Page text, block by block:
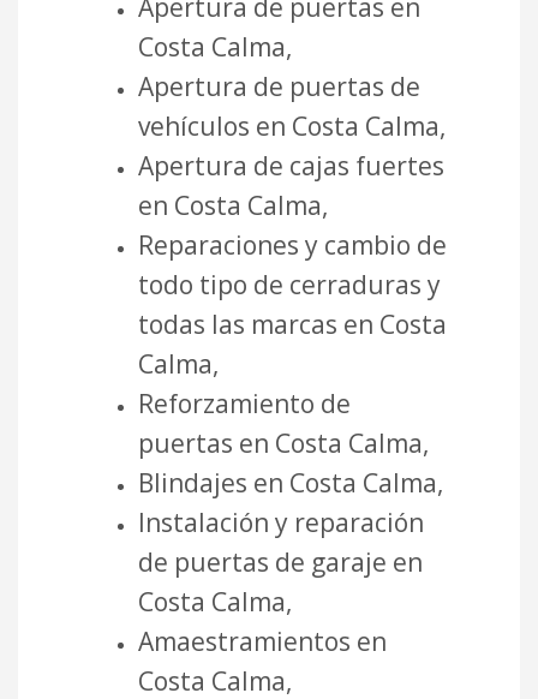
Apertura de puertas en
Costa Calma,
Apertura de puertas de
vehículos en Costa Calma,
Apertura de cajas fuertes
en Costa Calma,
Reparaciones y cambio de
todo tipo de cerraduras y
todas las marcas en Costa
Calma,
Reforzamiento de
puertas en Costa Calma,
Blindajes en Costa Calma,
Instalación y reparación
de puertas de garaje en
Costa Calma,
Amaestramientos en
Costa Calma,